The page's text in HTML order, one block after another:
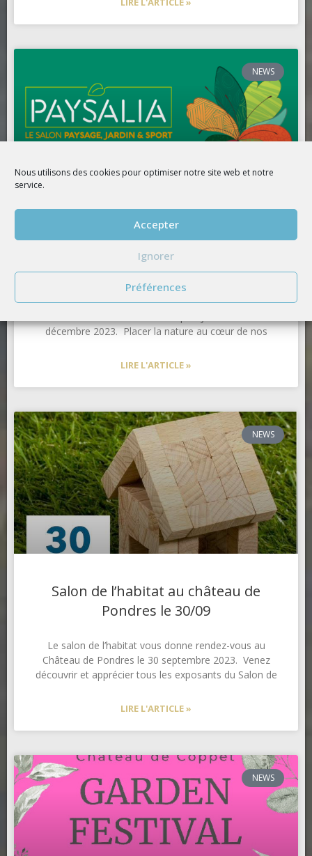
Nous utilisons des cookies pour optimiser notre site web et notre
service.
Accepter
Ignorer
Préférences
NEWS
BioValue BioPoolTech au salon
2023
Le salon Paysalia (paysage, jardin & sport) vous
décembre 2023. Placer la nature au cœur de nos
LIRE L'ARTICLE »
NEWS
Salon de l’habitat au château de
Pondres le 30/09
Le salon de l’habitat vous donne rendez-vous au
Château de Pondres le 30 septembre 2023. Venez
découvrir et apprécier tous les exposants du Salon de
LIRE L'ARTICLE »
NEWS